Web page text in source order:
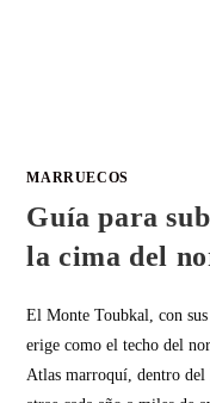
MARRUECOS
Guía para
la cima del
El Monte Toubkal, con
erige como el techo del
Atlas marroquí, dentro del